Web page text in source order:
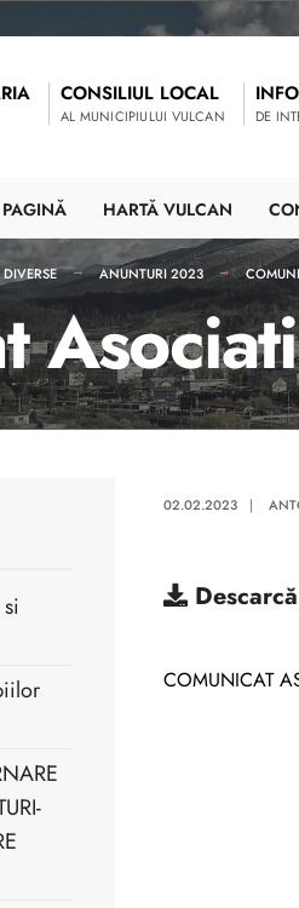
CONSILIUL LOCAL
AL MUNICIPIULUI VULCAN DE
HARTĂ VULCAN
ANUNTURI 2023
02.02.2023 |
Descarcă
COMUNICAT